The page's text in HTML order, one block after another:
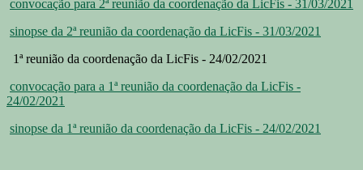
convocação para 2ª reunião da coordenação da LicFis - 31/03/2021
sinopse da 2ª reunião da coordenação da LicFis - 31/03/2021
1ª reunião da coordenação da LicFis - 24/02/2021
convocação para a 1ª reunião da coordenação da LicFis -
24/02/2021
sinopse da 1ª reunião da coordenação da LicFis - 24/02/2021